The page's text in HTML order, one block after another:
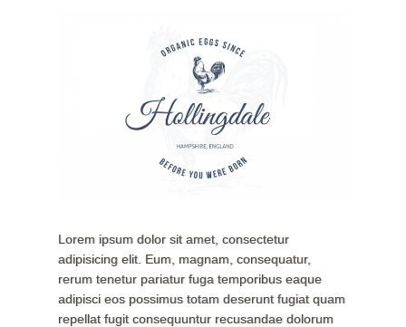
Lorem ipsum dolor sit amet, consectetur
adipisicing elit. Eum, magnam, consequatur,
rerum tenetur pariatur fuga temporibus eaque
adipisci eos possimus totam deserunt fugiat quam
repellat fugit consequuntur recusandae dolorum